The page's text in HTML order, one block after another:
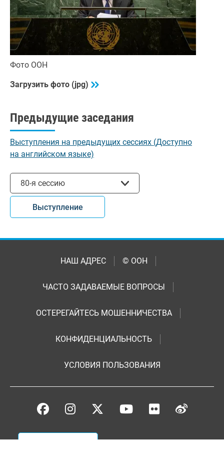
Фото ООН
Загрузить фото (jpg)
Предыдущие заседания
Выступления на предыдущих сессиях (Доступно
на английском языке)
80-я сессию
Выступление
НАШ АДРЕС © ООН
ЧАСТО ЗАДАВАЕМЫЕ ВОПРОСЫ
ОСТЕРЕГАЙТЕСЬ МОШЕННИЧЕСТВА
КОНФИДЕНЦИАЛЬНОСТЬ
УСЛОВИЯ ПОЛЬЗОВАНИЯ